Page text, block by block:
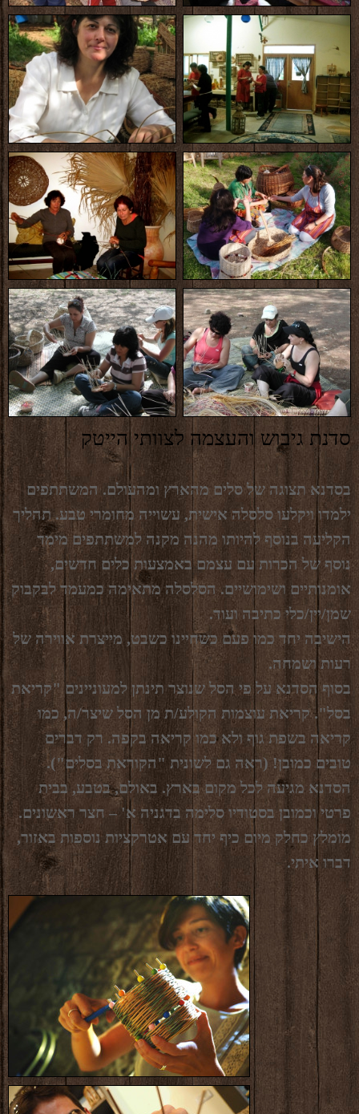
סדנת גיבוש והעצמה לצוותי הייטק
בסדנא תצוגה של סלים מהארץ ומהעולם. המשתתפים
ילמדו ויקלעו סלסלה אישית, עשוייה מחומרי טבע. תהליך
הקליעה בנוסף להיותו מהנה מקנה למשתתפים מימד
נוסף של הכרות עם עצמם באמצעות כלים חדשים,
אומנותיים ושימושיים. הסלסלה מתאימה כמעמד לבקבוק
שמן/יין/כלי כתיבה ועוד.
הישיבה יחד כמו פעם כשחיינו כשבט, מייצרת אווירה של
רעות ושמחה.
בסוף הסדנא על פי הסל שנוצר תינתן למעוניינים "קריאת
בסל". קריאת עוצמות הקולע/ת מן הסל שיצר/ה, כמו
קריאה בשפת גוף ולא כמו קריאה בקפה. רק דברים
טובים כמובן! (ראה גם לשונית "הקוראת בסלים").
הסדנא מגיעה לכל מקום בארץ. באולם, בטבע, בבית
פרטי וכמובן בסטודיו סלימה בדגניה א' – חצר ראשונים.
מומלץ כחלק מיום כיף יחד עם אטרקציות נוספות באזור,
דברו איתי.